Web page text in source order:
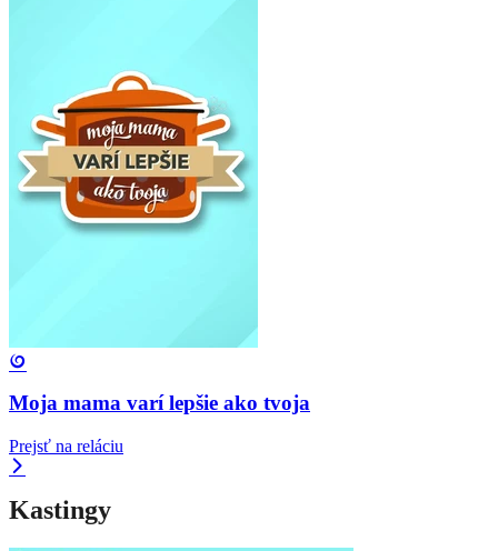
Moja mama varí lepšie ako tvoja
Prejsť na reláciu
Kastingy